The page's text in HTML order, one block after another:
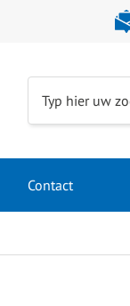
Typ hier uw
Contact